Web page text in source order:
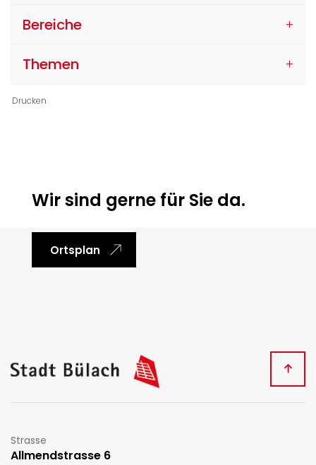
Bereiche
Themen
Drucken
Wir sind gerne für Sie da.
Ortsplan
Kontakt
Strasse
Allmendstrasse 6